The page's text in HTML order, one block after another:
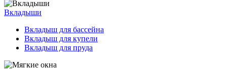
Вкладыши
Вкладыш для бассейна
Вкладыш для купели
Вкладыш для пруда